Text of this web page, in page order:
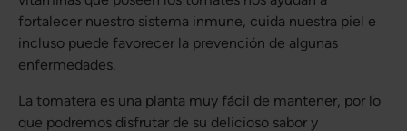
fortalecer nuestro sistema inmune, cuida nuestra piel e
incluso puede favorecer la prevención de algunas
enfermedades.
La tomatera es una planta muy fácil de mantener, por lo
que podremos disfrutar de su delicioso sabor y